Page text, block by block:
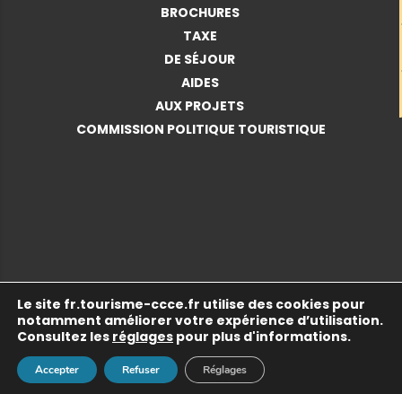
BROCHURES
TAXE
DE SÉJOUR
AIDES
AUX PROJETS
COMMISSION POLITIQUE TOURISTIQUE
© 2026 Copyright •Communauté de Communes de
Cattenom et Environs•Mentions légales•Politique de
confidentialité • Tous droits réservés.
Le site fr.tourisme-ccce.fr utilise des cookies pour
notamment améliorer votre expérience d’utilisation.
Consultez les réglages pour plus d'informations.
Accepter Refuser Réglages